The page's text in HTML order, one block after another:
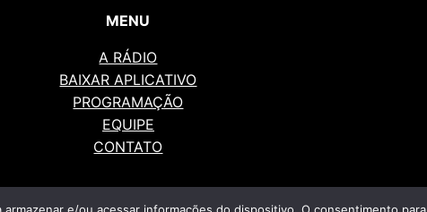
MENU
A RÁDIO
BAIXAR APLICATIVO
PROGRAMAÇÃO
EQUIPE
CONTATO